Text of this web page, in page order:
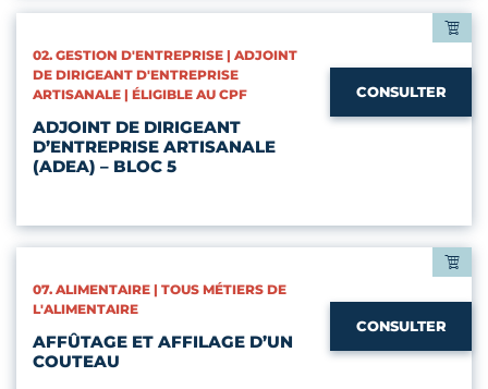
CATÉGORIES :
02. GESTION D'ENTREPRISE | ADJOINT
DE DIRIGEANT D'ENTREPRISE
ARTISANALE | ÉLIGIBLE AU CPF
ADJOINT DE DIRIGEANT
D’ENTREPRISE ARTISANALE
(ADEA) – BLOC 5
CONSULTER
CATÉGORIES :
07. ALIMENTAIRE | TOUS MÉTIERS DE
L'ALIMENTAIRE
AFFÛTAGE ET AFFILAGE D’UN
COUTEAU
CONSULTER